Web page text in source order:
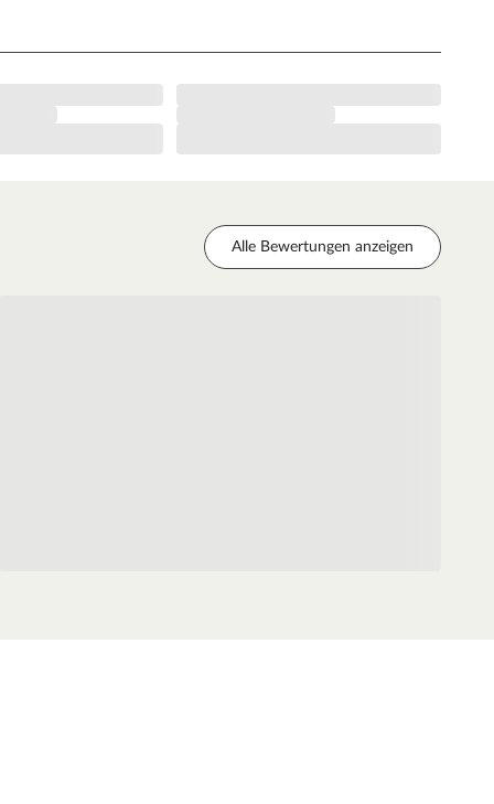
Alle Bewertungen anzeigen